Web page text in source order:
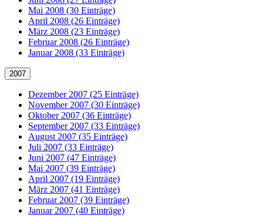
Mai 2008 (30 Einträge)
April 2008 (26 Einträge)
März 2008 (23 Einträge)
Februar 2008 (26 Einträge)
Januar 2008 (33 Einträge)
2007
Dezember 2007 (25 Einträge)
November 2007 (30 Einträge)
Oktober 2007 (36 Einträge)
September 2007 (33 Einträge)
August 2007 (35 Einträge)
Juli 2007 (33 Einträge)
Juni 2007 (47 Einträge)
Mai 2007 (39 Einträge)
April 2007 (19 Einträge)
März 2007 (41 Einträge)
Februar 2007 (39 Einträge)
Januar 2007 (40 Einträge)